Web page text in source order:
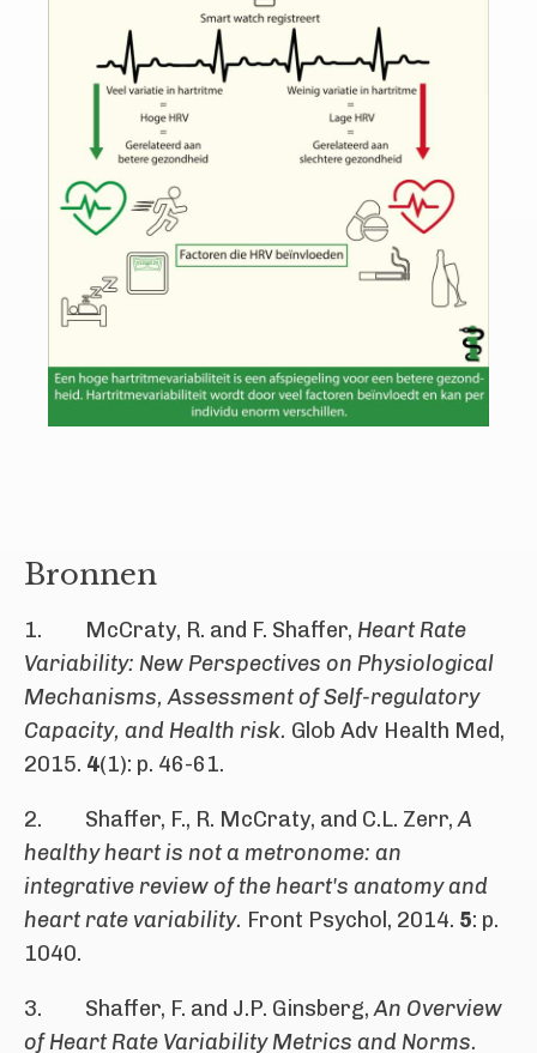
Bronnen
1. McCraty, R. and F. Shaffer, Heart Rate
Variability: New Perspectives on Physiological
Mechanisms, Assessment of Self-regulatory
Capacity, and Health risk. Glob Adv Health Med,
2015. 4(1): p. 46-61.
2. Shaffer, F., R. McCraty, and C.L. Zerr,A
healthy heart is not a metronome: an
integrative review of the heart's anatomy and
heart rate variability. Front Psychol, 2014. 5: p.
1040.
3. Shaffer, F. and J.P. Ginsberg,An Overview
of Heart Rate Variability Metrics and Norms.